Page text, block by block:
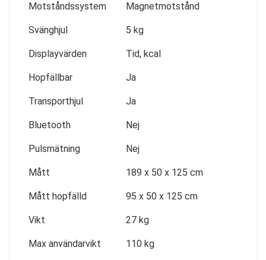
Motståndssystem Magnetmotstånd
Svänghjul 5 kg
Displayvärden Tid, kcal
Hopfällbar Ja
Transporthjul Ja
Bluetooth Nej
Pulsmätning Nej
Mått 189 x 50 x 125 cm
Mått hopfälld 95 x 50 x 125 cm
Vikt 27 kg
Max användarvikt 110 kg